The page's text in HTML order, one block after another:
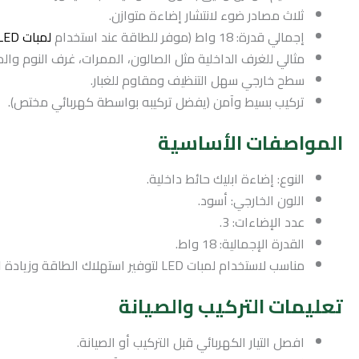
ثلاث مصادر ضوء لانتشار إضاءة متوازن.
إجمالي قدرة: 18 واط (موفر للطاقة عند استخدام
لمبات LED
مثالي للغرف الداخلية مثل الصالون، الممرات، غرف النوم
سطح خارجي سهل التنظيف ومقاوم للغبار.
تركيب بسيط وآمن (يفضل تركيبه بواسطة كهربائي مختص).
المواصفات الأساسية
النوع: إضاءة ابليك حائط داخلية.
اللون الخارجي: أسود.
عدد الإضاءات: 3.
القدرة الإجمالية: 18 واط.
مناسب لاستخدام لمبات LED لتوفير استهلاك الطاقة وزيادة العمر الافتراضي.
تعليمات التركيب والصيانة
افصل التيار الكهربائي قبل التركيب أو الصيانة.